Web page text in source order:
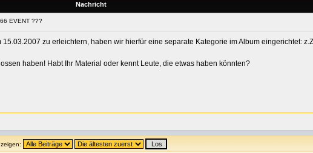
Nachricht
EVENT ???
zu erleichtern, haben wir hierfür eine separate Kategorie im Album eingerichtet:
haben! Habt Ihr Material oder kennt Leute, die etwas haben könnten?